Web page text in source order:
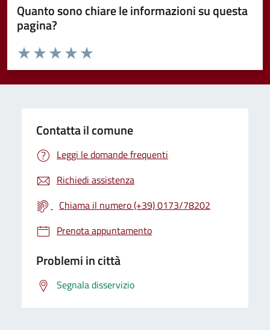
Quanto sono chiare le informazioni su questa
pagina?
Valuta da 1 a 5 stelle la pagina
Valuta 5 stelle su 5
Valuta 4 stelle su 5
Valuta 3 stelle su 5
Valuta 2 stelle su 5
Valuta 1 stelle su 5
Contatta il comune
Leggi le domande frequenti
Richiedi assistenza
Chiama il numero (+39) 0173/78202
Prenota appuntamento
Problemi in città
Segnala disservizio